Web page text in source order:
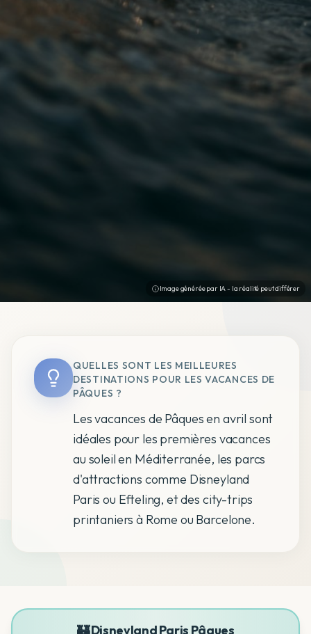
Image générée par IA - la réalité peut différer
QUELLES SONT LES MEILLEURES
DESTINATIONS POUR LES VACANCES DE
PÂQUES ?
Les vacances de Pâques en avril sont
idéales pour les premières vacances
au soleil en Méditerranée, les parcs
d'attractions comme Disneyland
Paris ou Efteling, et des city-trips
printaniers à Rome ou Barcelone.
🏰 Disneyland Paris Pâques